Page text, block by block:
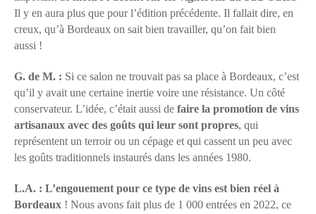
Il y en aura plus que pour l’édition précédente. Il fallait dire, en
creux, qu’à Bordeaux on sait bien travailler, qu’on fait bien
aussi !
G. de M. : Si ce salon ne trouvait pas sa place à Bordeaux, c’est
qu’il y avait une certaine inertie voire une résistance. Un côté
conservateur. L’idée, c’était aussi de faire la promotion de vins
artisanaux avec des goûts qui leur sont propres, qui
représentent un terroir ou un cépage et qui cassent un peu avec
les goûts traditionnels instaurés dans les années 1980.
L.A. : L’engouement pour ce type de vins est bien réel à
Bordeaux ! Nous avons fait plus de 1 000 entrées en 2022, ce